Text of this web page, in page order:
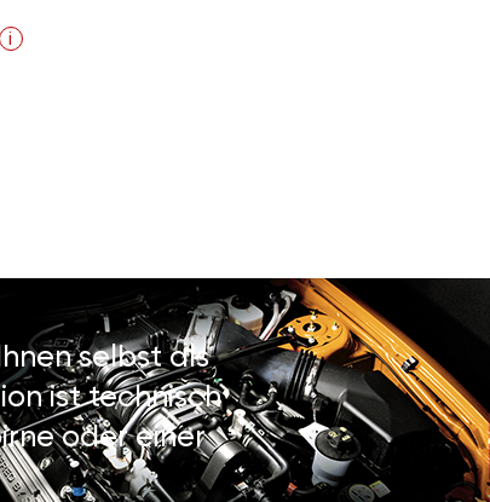
i
selbst als
ist technisch
oder einer